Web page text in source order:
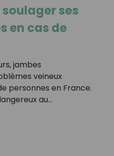
ses
en cas de
jambes
veineux
personnes en France.
au…